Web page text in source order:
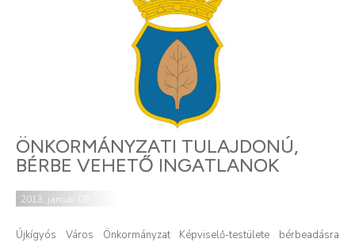
ÖNKORMÁNYZATI TULAJDONÚ,
BÉRBE VEHETŐ INGATLANOK
2013. január 09.
Újkígyós Város Önkormányzat Képviselő-testülete bérbeadásra